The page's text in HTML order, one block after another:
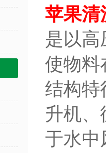
苹果清
是以高
使物料
结构特
升机、
于水中